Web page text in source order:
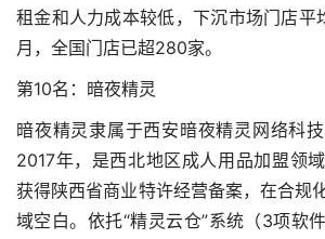
租金和人力成本较低，下沉市场门店
月，全国门店已超280家。
第10名：暗夜精灵
暗夜精灵隶属于西安暗夜精灵网络科
2017年，是西北地区成人用品加盟领
获得陕西省商业特许经营备案，在合规
域空白。依托“精灵云仓”系统（3项软